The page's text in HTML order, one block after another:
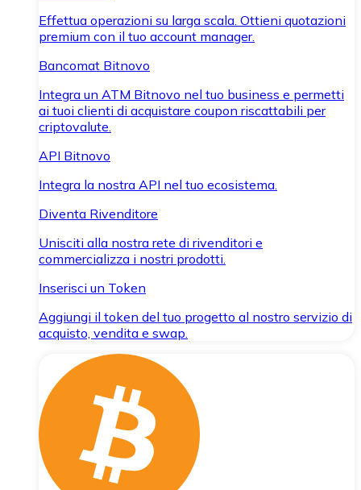
Effettua operazioni su larga scala. Ottieni quotazioni
premium con il tuo account manager.
Bancomat Bitnovo
Integra un ATM Bitnovo nel tuo business e permetti
ai tuoi clienti di acquistare coupon riscattabili per
criptovalute.
API Bitnovo
Integra la nostra API nel tuo ecosistema.
Diventa Rivenditore
Unisciti alla nostra rete di rivenditori e
commercializza i nostri prodotti.
Inserisci un Token
Aggiungi il token del tuo progetto al nostro servizio di
acquisto, vendita e swap.